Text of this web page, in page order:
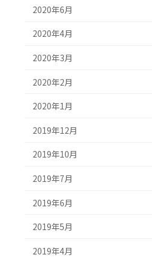
2020年6月
2020年4月
2020年3月
2020年2月
2020年1月
2019年12月
2019年10月
2019年7月
2019年6月
2019年5月
2019年4月